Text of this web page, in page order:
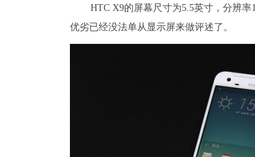
HTC X9的屏幕尺寸为5.5英寸，分辨
优劣已经没法单从显示屏来做评述了。